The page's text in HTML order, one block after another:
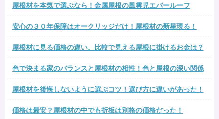
屋根材を本気で選ぶなら！金属屋根の風雲児エバールーフ
安心の３０年保障はオークリッジだけ！屋根材の新星現る！
屋根材に見る価格の違い。比較で見える屋根に掛けるお金は？
色で決まる家のバランスと屋根材の相性！色と屋根の深い関係
屋根材を後悔しないように選ぶコツ！選び方に違いがあった！
価格は最安？屋根材の中でも折板は別格の価格だった！